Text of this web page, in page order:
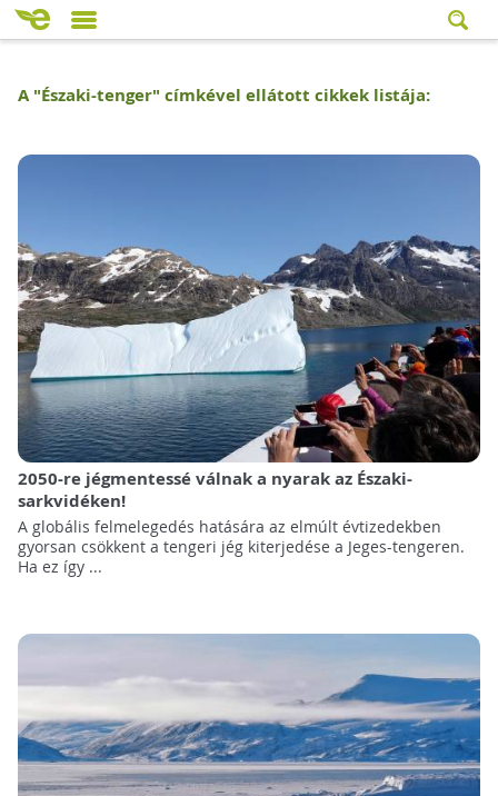
A "Északi-tenger" címkével ellátott cikkek listája:
2050-re jégmentessé válnak a nyarak az Északi-
sarkvidéken!
A globális felmelegedés hatására az elmúlt évtizedekben
gyorsan csökkent a tengeri jég kiterjedése a Jeges-tengeren.
Ha ez így ...